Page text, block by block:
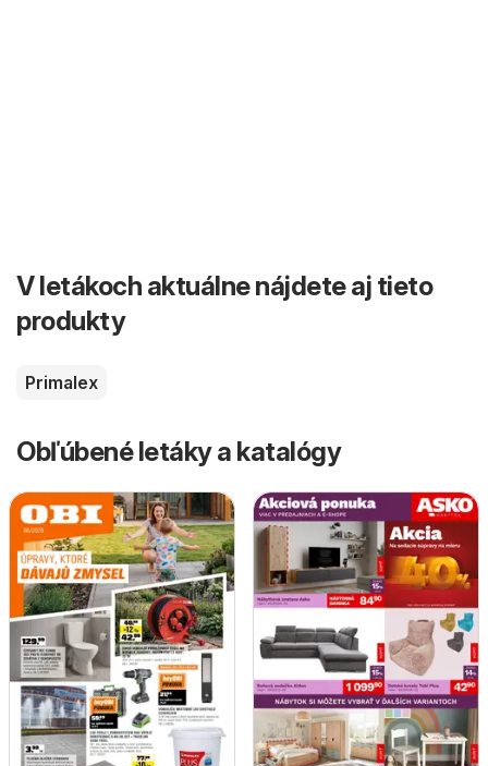
V letákoch aktuálne nájdete aj tieto
produkty
Primalex
Obľúbené letáky a katalógy